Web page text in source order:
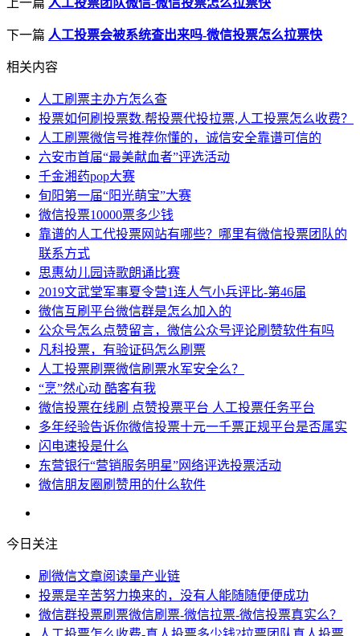
下一篇 人工投票会被系统查出来吗-微信投票怎么拉票快
相关内容
人工刷票主办方怎么查
投票如何刷投票数.帮投票代投拉票,人工投票怎么收费？
人工刷票微信号推荐你懂的，诚信安全靠谱可信的
六安市首届“最美献血者”评选活动
千金湘药pop大赛
旬阳第一届“阳光萌宝”大赛
微信投票10000票多少钱
靠谱的人工代投票网站有哪些？哪里有微信投票团队的
联系方式
思惠幼儿园诗歌朗诵比赛
2019文武堂军事夏令营1连人气小兵评比-第46届
微信互刷平台微信群是怎么加入的
公众号怎么点赞留言，微信公众号评论刷赞软件有吗
凡科投票，有验证码怎么刷票
人工投票刷票微信刷票水军安全么？
“烹”然心动 酷客有我
微信投票在线刷 点赞投票平台 人工投票任务平台
多年经验告诉你微信投票十元一千票正规平台是否属实
闪电速投是什么
东营银行“营销服务明星”网络评选投票活动
微信朋友圈刷赞用的什么软件
今日关注
刷微信文章阅读量产业链
投票是辛苦努力换来的，没有人能随随便便成功
微信群投票刷票微信刷票-微信拉票-微信投票真实么？